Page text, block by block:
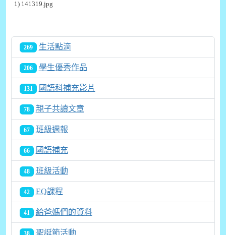
1) 141319.jpg
269 生活點滴
206 學生優秀作品
131 國語科補充影片
78 親子共讀文章
67 班級週報
66 國語補充
48 班級活動
42 EQ課程
41 給爸媽們的資料
38 聖誕節活動